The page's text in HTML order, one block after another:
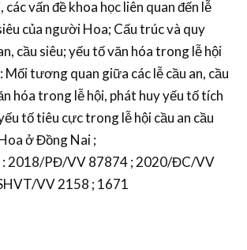
các vấn đề khoa học liên quan đến lễ
của người Hoa; Cấu trúc và quy
cầu siêu; yếu tố văn hóa trong lễ hội
Mối tương quan giữa các lễ cầu an, cầu
hóa trong lễ hội, phát huy yếu tố tích
tố tiêu cực trong lễ hội cầu an cầu
ở Đồng Nai ;
: 2018/PĐ/VV 87874 ; 2020/ĐC/VV
VV 2158 ; 1671